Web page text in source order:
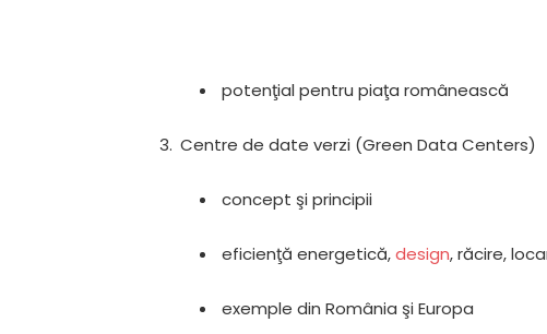
potenţial pentru piaţa românească
Centre de date verzi (Green Data Centers)
concept şi principii
eficienţă energetică,design, răcire,
exemple din România şi Europa